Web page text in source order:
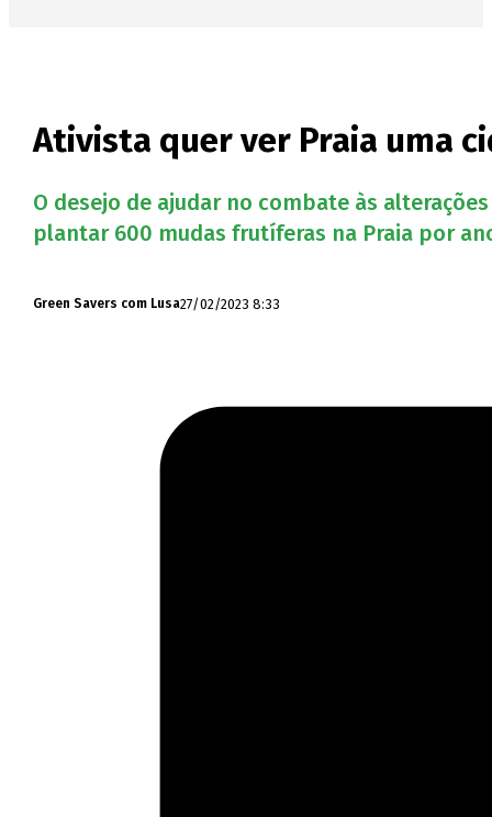
Ativista quer ver Praia uma
O desejo de ajudar no combate às
plantar 600 mudas frutíferas na Praia por
Green Savers com Lusa27/02/2023 8:33